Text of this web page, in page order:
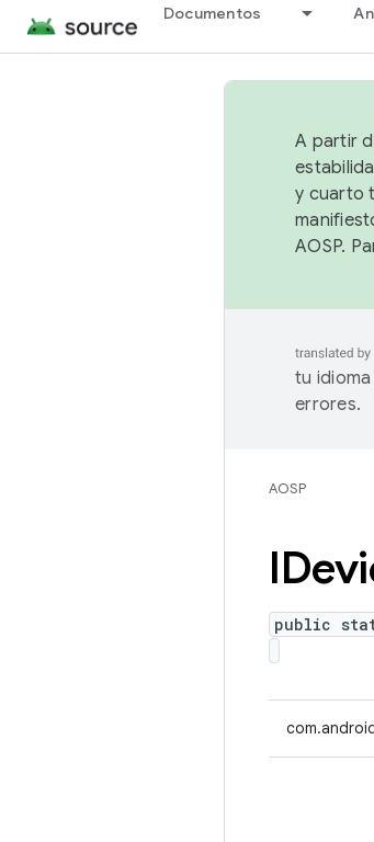
Documentos
A partir
y cuarto
AOSP.
tu
errores.
AOSP
public